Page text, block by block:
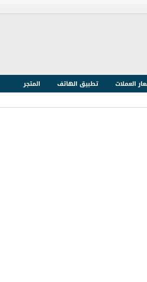
العملات تطبيق الهاتف
المتجر